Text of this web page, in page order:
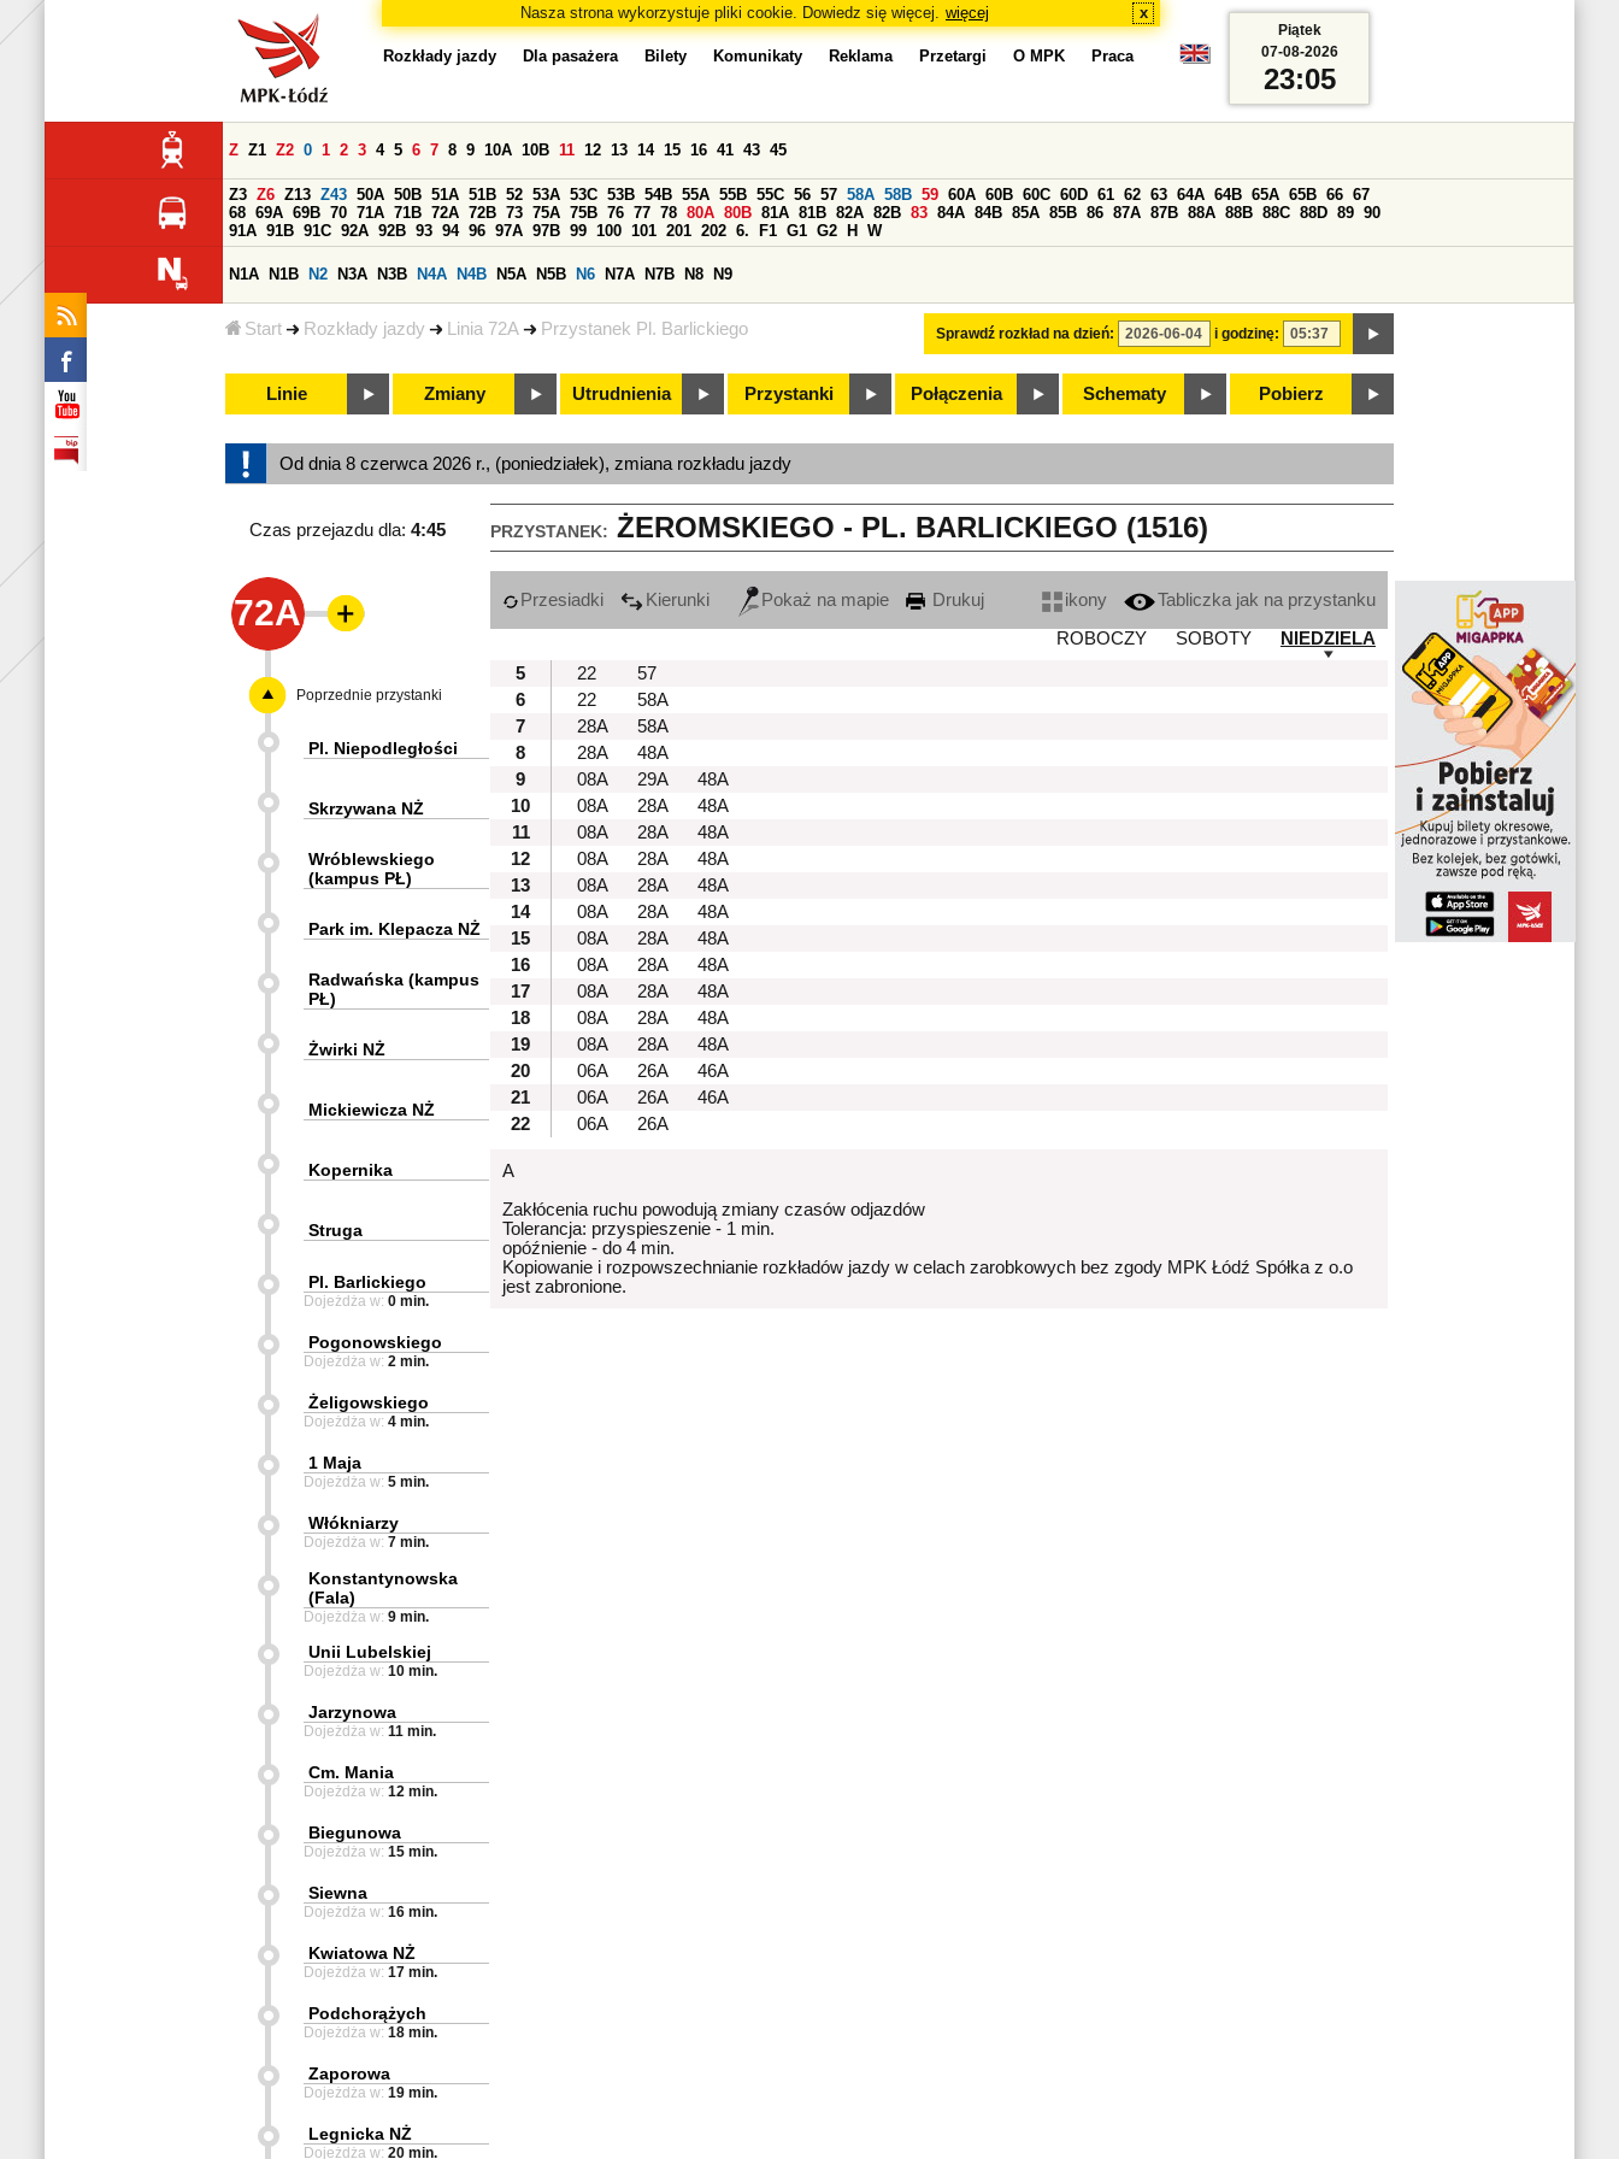
Nasza strona wykorzystuje pliki cookie. Dowiedz się więcej. więcej x
Start Rozkłady jazdy Linia 72A Przystanek Pl. Barlickiego
Rozkłady jazdy Dla pasażera Bilety Komunikaty Reklama Przetargi O MPK Praca
Sprawdź rozkład na dzień: i godzinę:
Z Z1 Z2 0 1 2 3 4 5 6 7 8 9 10A 10B 11 12 13 14 15 16 41 43 45
Z3 Z6 Z13 Z43 50A 50B 51A 51B 52 53A 53C 53B 54B 55A 55B 55C 56 57 58A 58B 59 60A 60B 60C 60D 61 62 63 64A 64B 65A 65B 66 67
68 69A 69B 70 71A 71B 72A 72B 73 75A 75B 76 77 78 80A 80B 81A 81B 82A 82B 83 84A 84B 85A 85B 86 87A 87B 88A 88B 88C 88D 89 90
91A 91B 91C 92A 92B 93 94 96 97A 97B 99 100 101 201 202 6. F1 G1 G2 H W
N1A N1B N2 N3A N3B N4A N4B N5A N5B N6 N7A N7B N8 N9
Linie Zmiany Utrudnienia Przystanki Połączenia Schematy Pobierz
Piątek
07-08-2026
23:05
Od dnia 8 czerwca 2026 r., (poniedziałek), zmiana rozkładu jazdy
PRZYSTANEK: ŻEROMSKIEGO - PL. BARLICKIEGO (1516)
Czas przejazdu dla: 4:45
72A Przesiadki Kierunki Pokaż na mapie Drukuj ikony
Tabliczka jak na przystanku
ROBOCZY
SOBOTY
NIEDZIELA
5
22
57
6
22
58A
7
28A
58A
8
28A
48A
9
08A 29A
48A
10
08A 28A
48A
11
08A 28A
48A
12
08A 28A
48A
13
08A 28A
48A
14
08A 28A
48A
15
08A 28A
48A
16
08A 28A
48A
17
08A 28A
48A
18
08A 28A
48A
19
08A 28A
48A
20
06A 26A
46A
21
06A 26A
46A
22
06A 26A
A
Zakłócenia ruchu powodują zmiany czasów odjazdów
Tolerancja: przyspieszenie - 1 min.
opóźnienie - do 4 min.
Kopiowanie i rozpowszechnianie rozkładów jazdy w celach zarobkowych bez zgody MPK Łódź Spółka z o.o
jest zabronione.
Poprzednie przystanki
Pl. Niepodległości
Skrzywana NŻ
Wróblewskiego
(kampus PŁ)
Park im. Klepacza NŻ
Radwańska (kampus
PŁ)
Żwirki NŻ
Mickiewicza NŻ
Kopernika
Struga
Pl. Barlickiego
Dojeżdża w: 0 min.
Pogonowskiego
Dojeżdża w: 2 min.
Żeligowskiego
Dojeżdża w: 4 min.
1 Maja
Dojeżdża w: 5 min.
Włókniarzy
Dojeżdża w: 7 min.
Konstantynowska
(Fala)
Dojeżdża w: 9 min.
Unii Lubelskiej
Dojeżdża w: 10 min.
Jarzynowa
Dojeżdża w: 11 min.
Cm. Mania
Dojeżdża w: 12 min.
Biegunowa
Dojeżdża w: 15 min.
Siewna
Dojeżdża w: 16 min.
Kwiatowa NŻ
Dojeżdża w: 17 min.
Podchorążych
Dojeżdża w: 18 min.
Zaporowa
Dojeżdża w: 19 min.
Legnicka NŻ
Dojeżdża w: 20 min.